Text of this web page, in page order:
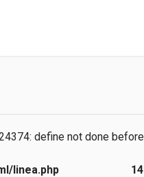
define not done
linea.php